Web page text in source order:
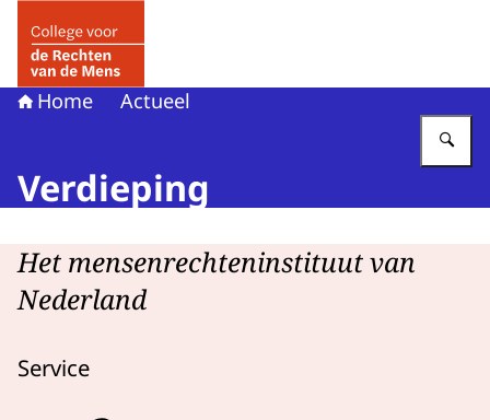
Home Actueel
Verdieping
Het mensenrechteninstituut van
Nederland
Service